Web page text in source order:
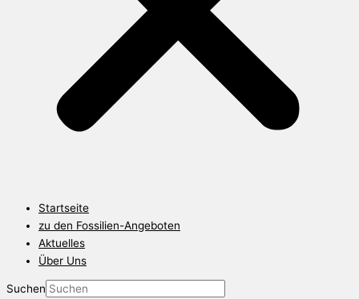
Startseite
zu den Fossilien-Angeboten
Aktuelles
Über Uns
Suchen